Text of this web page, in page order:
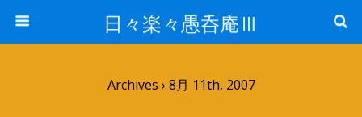
日々楽々愚呑庵Ⅲ
Archives › 8月 11th, 2007